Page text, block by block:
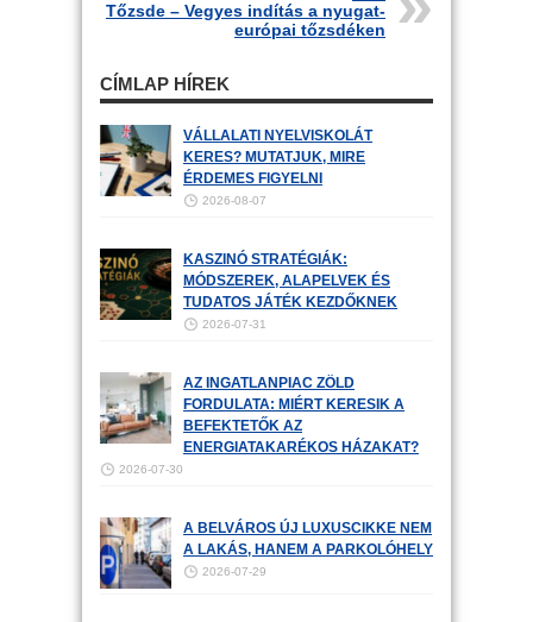
Tőzsde – Vegyes indítás a nyugat-
európai tőzsdéken
CÍMLAP HÍREK
VÁLLALATI NYELVISKOLÁT
KERES? MUTATJUK, MIRE
ÉRDEMES FIGYELNI
2026-08-07
KASZINÓ STRATÉGIÁK:
MÓDSZEREK, ALAPELVEK ÉS
TUDATOS JÁTÉK KEZDŐKNEK
2026-07-31
AZ INGATLANPIAC ZÖLD
FORDULATA: MIÉRT KERESIK A
BEFEKTETŐK AZ
ENERGIATAKARÉKOS HÁZAKAT?
2026-07-30
A BELVÁROS ÚJ LUXUSCIKKE NEM
A LAKÁS, HANEM A PARKOLÓHELY
2026-07-29